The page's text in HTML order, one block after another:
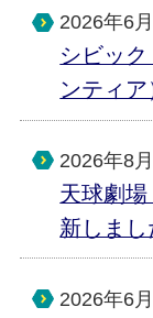
2026年6
シビッ
ンティ
2026年8
天球劇
新しまし
2026年6